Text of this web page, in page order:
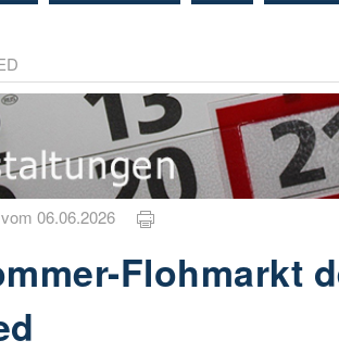
vom 06.06.2026
Flohmarkt